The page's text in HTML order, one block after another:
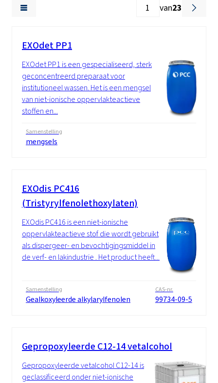
van23
EXOdet PP1
EXOdet PP1 is een gespecialiseerd, sterk
geconcentreerd preparaat voor
institutioneel wassen. Het is een mengsel
van niet-ionische oppervlakteactieve
stoffen en...
Samenstelling
mengsels
EXOdis PC416
(Tristyrylfenolethoxylaten)
EXOdis PC416 is een niet-ionische
oppervlakteactieve stof die wordt gebruikt
als dispergeer- en bevochtigingsmiddel in
de verf- en lakindustrie . Het product heeft...
Samenstelling
Gealkoxyleerde alkylarylfenolen
CAS-nr.
99734-09-5
Gepropoxyleerde C12-14 vetalcohol
Gepropoxyleerde vetalcohol C12-14 is
geclassificeerd onder niet-ionische